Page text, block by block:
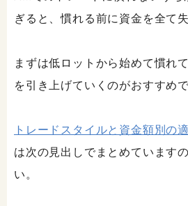
ぎると、慣れる前に資金を全て
まずは低ロットから始めて慣れ
を引き上げていくのがおすすめで
トレードスタイルと資金額別の
は次の見出しでまとめています
い。